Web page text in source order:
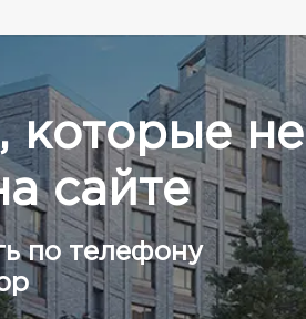
которые не
сайте
по телефону